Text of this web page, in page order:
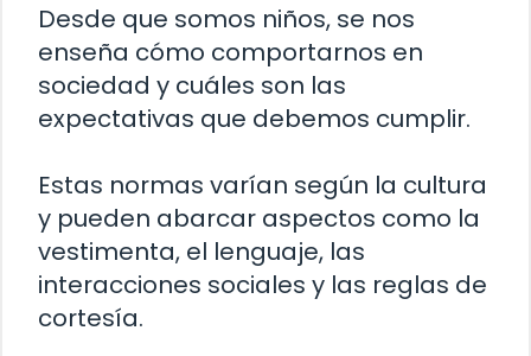
Desde que somos niños, se nos
enseña cómo comportarnos en
sociedad y cuáles son las
expectativas que debemos cumplir.
Estas normas varían según la cultura
y pueden abarcar aspectos como la
vestimenta, el lenguaje, las
interacciones sociales y las reglas de
cortesía.